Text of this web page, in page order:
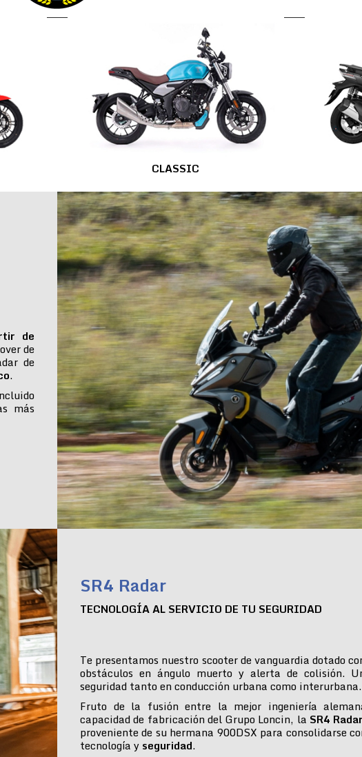
CLASSIC
de
de
de
.
más
SR4 Radar
TECNOLOGÍA AL SERVICIO DE TU SEGURIDAD
Te presentamos nuestro scooter de vanguardia dotado
obstáculos en ángulo muerto y alerta de colisión.
seguridad tanto en conducción urbana como interurbana.
Fruto de la fusión entre la mejor ingeniería
capacidad de fabricación del Grupo Loncin, la SR4 Radar
proveniente de su hermana 900DSX para consolidarse
tecnología y seguridad.